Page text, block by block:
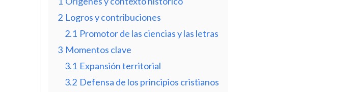
2 Logros y contribuciones
2.1 Promotor de las ciencias y las letras
3 Momentos clave
3.1 Expansión territorial
3.2 Defensa de los principios cristianos